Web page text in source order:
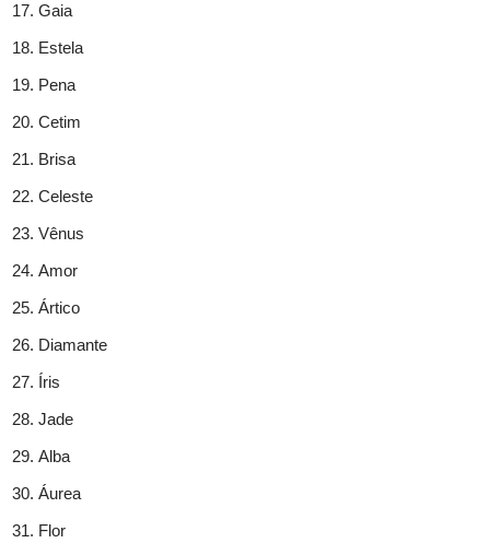
Gaia
Estela
Pena
Cetim
Brisa
Celeste
Vênus
Amor
Ártico
Diamante
Íris
Jade
Alba
Áurea
Flor